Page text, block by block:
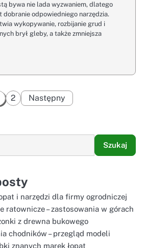
bywa nie lada wyzwaniem, dlatego
dobranie odpowiedniego narzędzia.
wykopywanie, rozbijanie grud i
brył gleby, a także zmniejsza
Stronicowanie
2 Następny
Szukaj
i narzędzi dla firmy ogrodniczej
ratownicze – zastosowania w górach
z drewna bukowego
chodników – przegląd modeli
znanych marek łopat